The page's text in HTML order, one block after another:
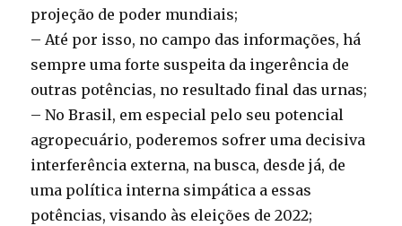
projeção de poder mundiais;
– Até por isso, no campo das informações, há
sempre uma forte suspeita da ingerência de
outras potências, no resultado final das urnas;
– No Brasil, em especial pelo seu potencial
agropecuário, poderemos sofrer uma decisiva
interferência externa, na busca, desde já, de
uma política interna simpática a essas
potências, visando às eleições de 2022;